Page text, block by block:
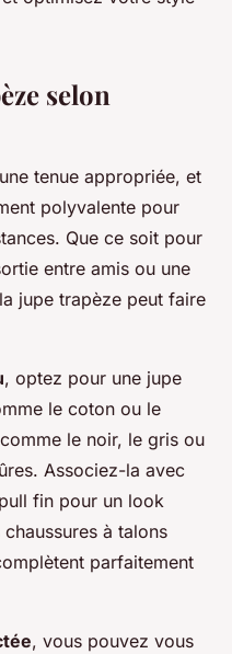
selon
tenue appropriée, et
polyvalente pour
Que ce soit pour
entre amis ou une
jupe trapèze peut faire
, optez pour une jupe
le coton ou le
le noir, le gris ou
Associez-la avec
fin pour un look
à talons
parfaitement
, vous pouvez vous